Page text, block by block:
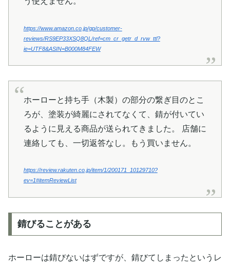
https://www.amazon.co.jp/gp/customer-
reviews/RS9EP33XSQ8QL/ref=cm_cr_getr_d_rvw_ttl?
ie=UTF8&ASIN=B000M84FEW
ホーローと持ち手（木製）の部分の繋ぎ目のとこ
ろが、塗装が綺麗にされてなくて、錆が付いてい
るように見える商品が送られてきました。 店舗に
連絡しても、一切返答なし。もう買いません。
https://review.rakuten.co.jp/item/1/200171_10129710?
ev=1#itemReviewList
錆びることがある
ホーローは錆びないはずですが、錆びてしまったというレ